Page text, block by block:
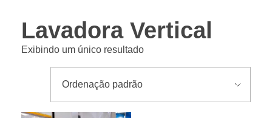
Lavadora Vertical
Exibindo um único resultado